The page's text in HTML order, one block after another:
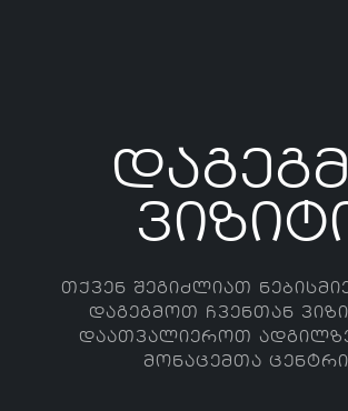
ᲗᲥᲕᲔᲜ ᲨᲔᲒᲘᲫᲚᲘᲐᲗ
ᲓᲐᲒᲔᲒᲛᲝᲗ ᲩᲕᲔᲜᲗᲐᲜ
ᲓᲐᲐᲗᲕᲐᲚᲘᲔᲠᲝᲗ
ᲛᲝᲜᲐᲪᲔᲛᲗᲐ ᲪᲔᲜᲢᲠᲘ.